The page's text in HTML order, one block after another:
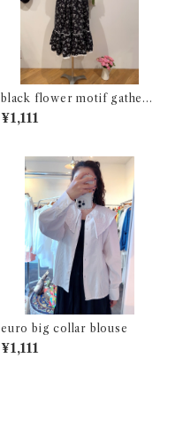
black flower motif gathere
d skirt
¥1,111
euro big collar blouse
¥1,111